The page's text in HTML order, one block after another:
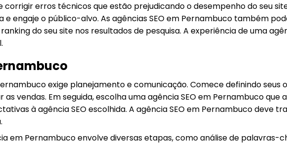
erros técnicos que estão prejudicando o desempenho do seu
engaje o público-alvo. As agências SEO em Pernambuco também
do seu site nos resultados de pesquisa. A experiência de uma
exige planejamento e comunicação. Comece definindo seus
vendas. Em seguida, escolha uma agência SEO em Pernambuco que
à agência SEO escolhida. A agência SEO em Pernambuco deve
em Pernambuco envolve diversas etapas, como análise de palavras-